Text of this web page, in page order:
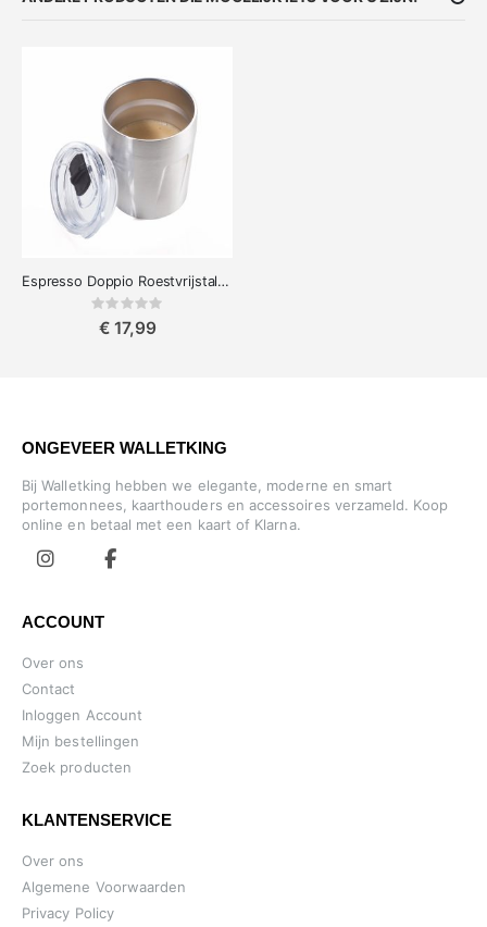
Espresso Doppio Roestvrijstalen thermomok
Rating:
€ 17,99
ONGEVEER WALLETKING
Bij Walletking hebben we elegante, moderne en smart
portemonnees, kaarthouders en accessoires verzameld. Koop
online en betaal met een kaart of Klarna.
ACCOUNT
Over ons
Contact
Inloggen Account
Mijn bestellingen
Zoek producten
KLANTENSERVICE
Over ons
Algemene Voorwaarden
Privacy Policy